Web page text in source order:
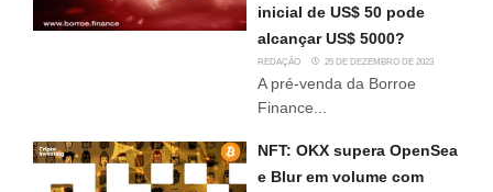
inicial de US$ 50 pode
alcançar US$ 5000?
REDAÇÃO 25 DE DEZEMBRO DE 2023
A pré-venda da Borroe
Finance...
NFT: OKX supera OpenSea
e Blur em volume com